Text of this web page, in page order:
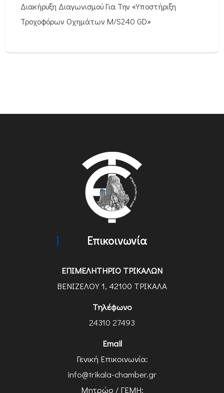
Διακήρυξη Διαγωνισμού Για Την «Υποστήριξη
Τροχοφόρων Οχημάτων M/S240 GD»
Επικοινωνία
ΕΠΙΜΕΛΗΤΗΡΙΟ ΤΡΙΚΑΛΩΝ
ΒΕΝΙΖΕΛΟΥ 1, 42100 ΤΡΙΚΑΛΑ
Τηλέφωνο
24310 27493
Email
Γενική Επικοινωνία:
info@trikala-chamber.gr
Μητρώο / ΓΕΜΗ: